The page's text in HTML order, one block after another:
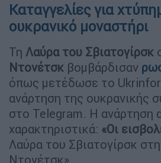
Καταγγελίες για
ουκρανικό μοναστήρι
Τη Λαύρα του Σβιατογίρσκ
Ντονέτσκ βομβάρδισαν
όπως μετέδωσε το
ανάρτηση της ουκρανικής
στο Telegram. Η ανάρτηση
χαρακτηριστικά: «Οι
Λαύρα του Σβιατογίρσκ
Ντονέτσκ».